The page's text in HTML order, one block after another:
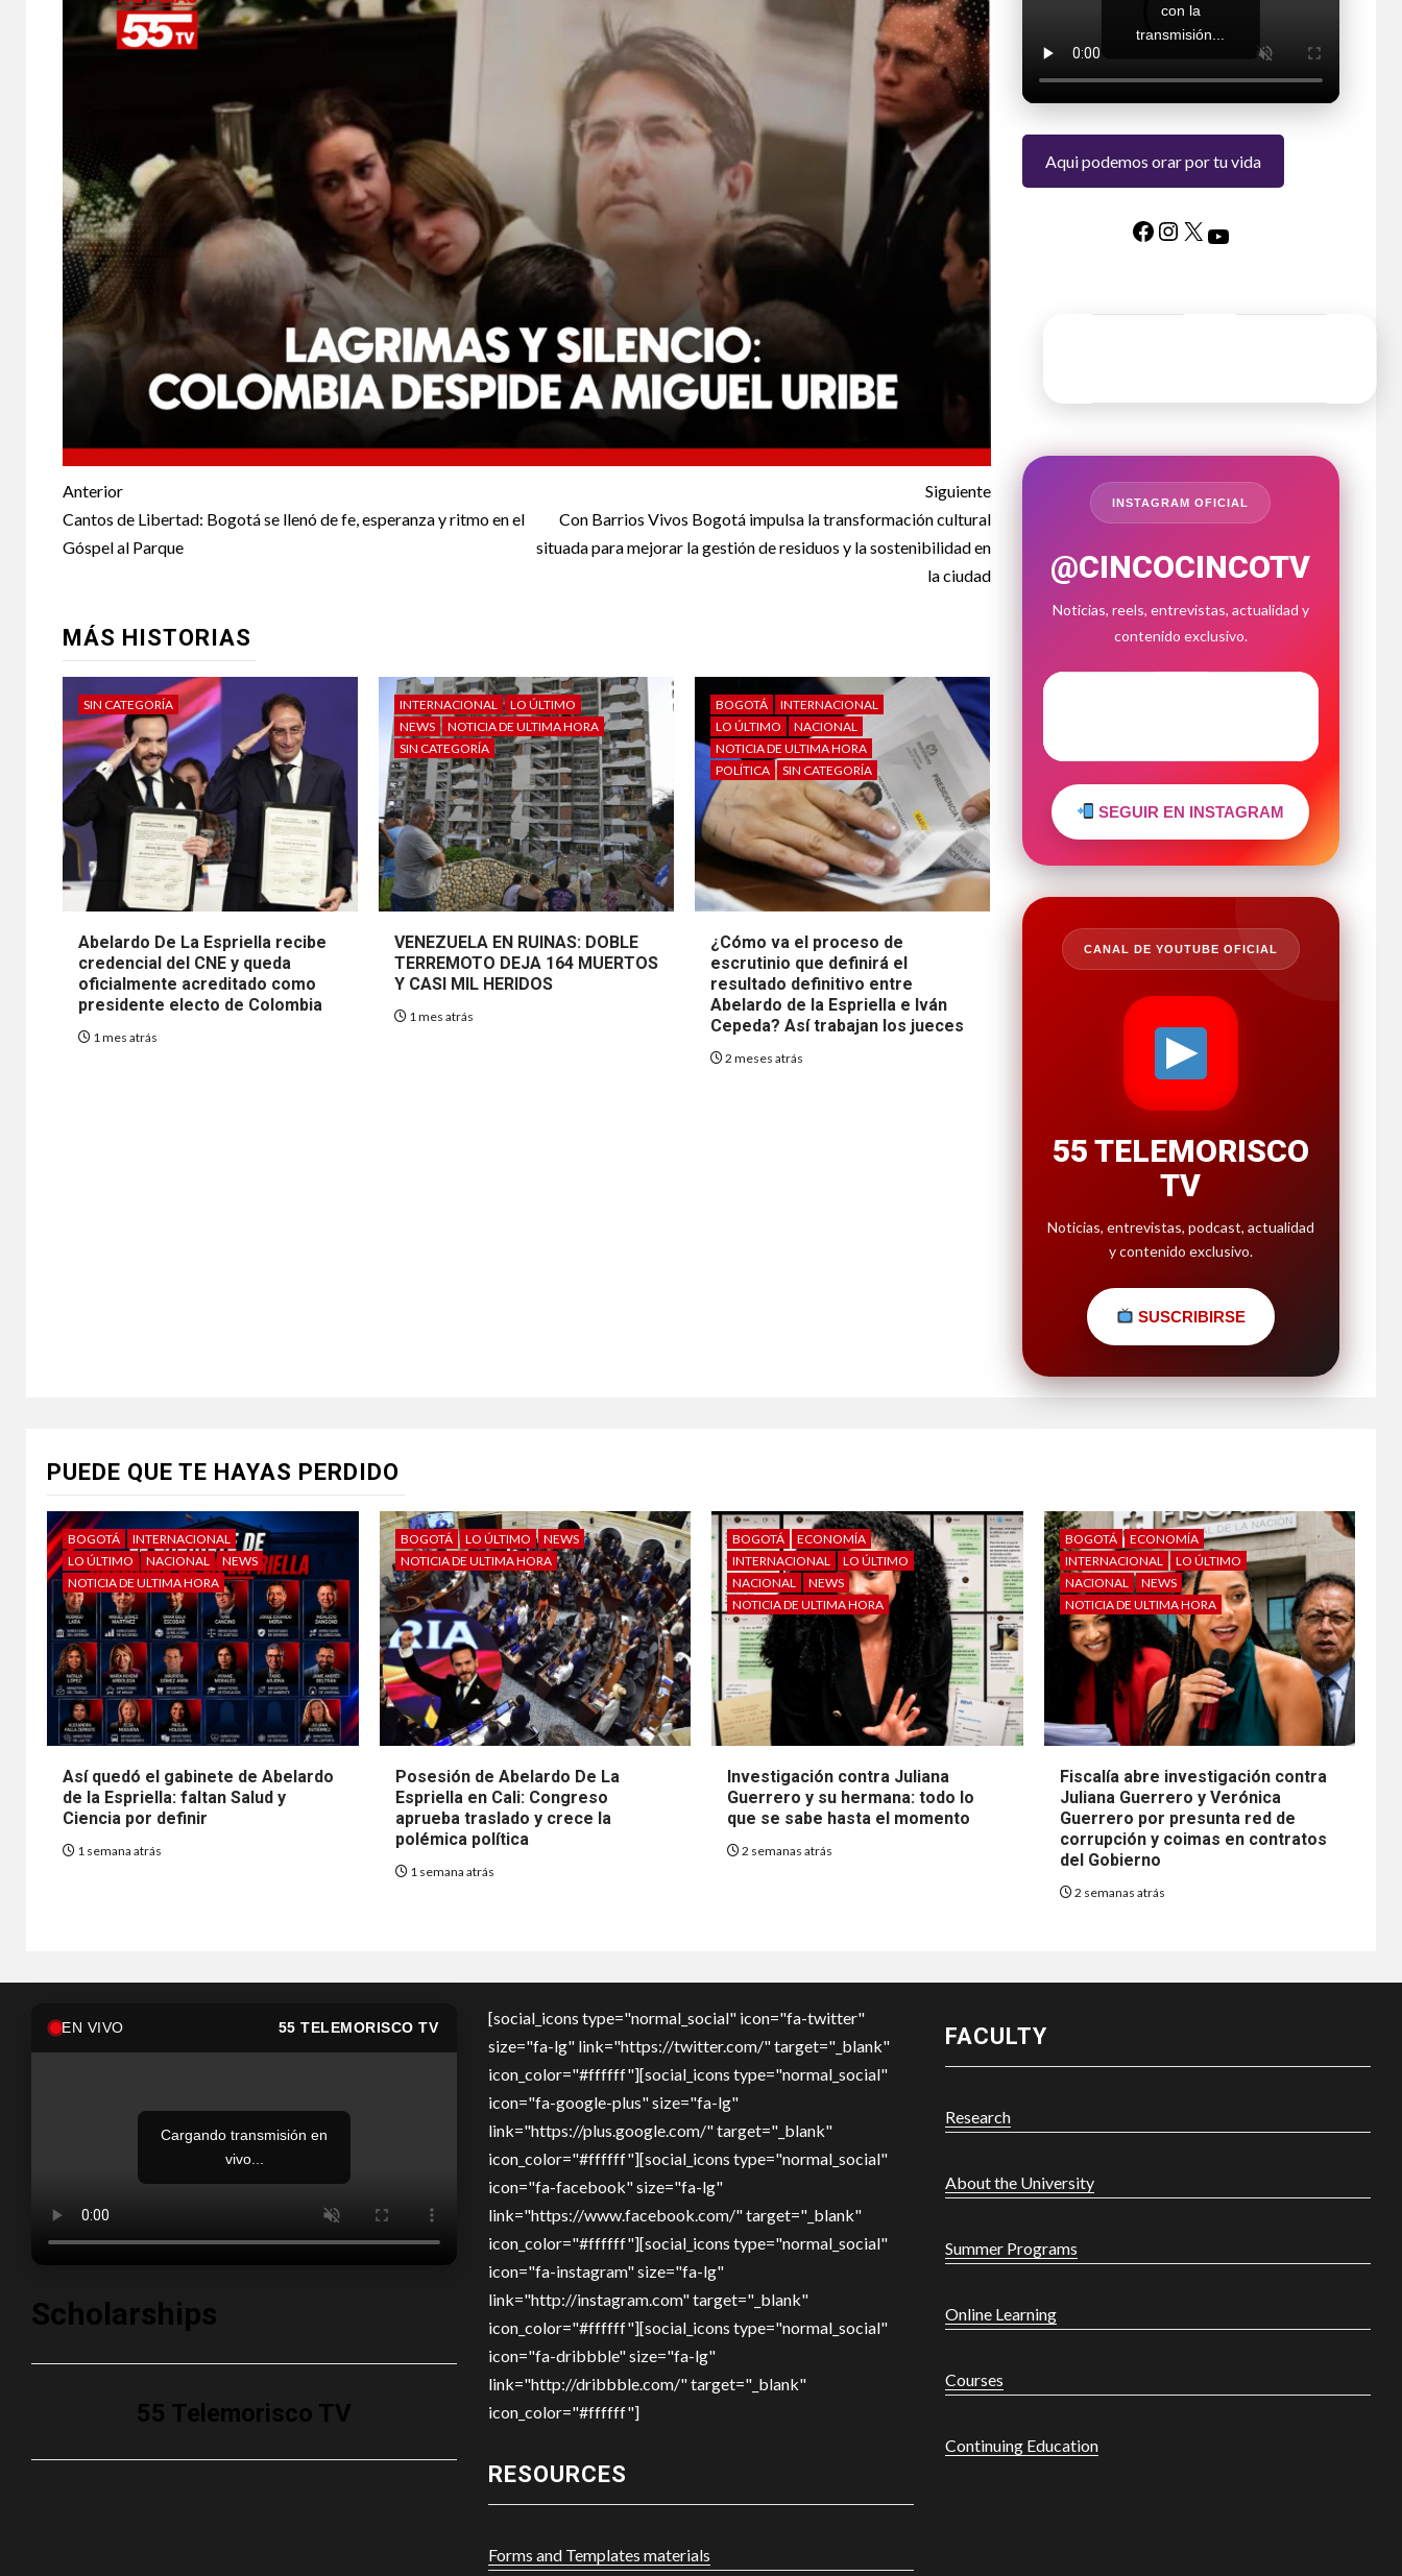
Anterior
Cantos de Libertad: Bogotá se llenó de fe, esperanza y ritmo en el
Góspel al Parque
Siguiente
Con Barrios Vivos Bogotá impulsa la transformación cultural
situada para mejorar la gestión de residuos y la sostenibilidad en
la ciudad
MÁS HISTORIAS
SIN CATEGORÍA
Abelardo De La Espriella recibe
credencial del CNE y queda
oficialmente acreditado como
presidente electo de Colombia
1 mes atrás
INTERNACIONAL
LO ÚLTIMO
NEWS
NOTICIA DE ULTIMA HORA
SIN CATEGORÍA
VENEZUELA EN RUINAS: DOBLE
TERREMOTO DEJA 164 MUERTOS
Y CASI MIL HERIDOS
1 mes atrás
BOGOTÁ
INTERNACIONAL
LO ÚLTIMO
NACIONAL
NOTICIA DE ULTIMA HORA
POLÍTICA
SIN CATEGORÍA
¿Cómo va el proceso de
escrutinio que definirá el
resultado definitivo entre
Abelardo de la Espriella e Iván
Cepeda? Así trabajan los jueces
2 meses atrás
con la
transmisión...
Aqui podemos orar por tu vida
INSTAGRAM OFICIAL
@CINCOCINCOTV
Noticias, reels, entrevistas, actualidad y
contenido exclusivo.
SEGUIR EN INSTAGRAM
CANAL DE YOUTUBE OFICIAL
55 TELEMORISCO
TV
Noticias, entrevistas, podcast, actualidad
y contenido exclusivo.
SUSCRIBIRSE
PUEDE QUE TE HAYAS PERDIDO
BOGOTÁ
INTERNACIONAL
LO ÚLTIMO
NACIONAL
NEWS
NOTICIA DE ULTIMA HORA
Así quedó el gabinete de Abelardo
de la Espriella: faltan Salud y
Ciencia por definir
1 semana atrás
BOGOTÁ LO ÚLTIMO
NEWS
NOTICIA DE ULTIMA HORA
Posesión de Abelardo De La
Espriella en Cali: Congreso
aprueba traslado y crece la
polémica política
1 semana atrás
BOGOTÁ
ECONOMÍA
INTERNACIONAL
LO ÚLTIMO
NACIONAL
NEWS
NOTICIA DE ULTIMA HORA
Investigación contra Juliana
Guerrero y su hermana: todo lo
que se sabe hasta el momento
2 semanas atrás
BOGOTÁ
ECONOMÍA
INTERNACIONAL
LO ÚLTIMO
NACIONAL
NEWS
NOTICIA DE ULTIMA HORA
Fiscalía abre investigación contra
Juliana Guerrero y Verónica
Guerrero por presunta red de
corrupción y coimas en contratos
del Gobierno
2 semanas atrás
EN VIVO 55 TELEMORISCO TV
Cargando transmisión en
vivo...
Scholarships
55 Telemorisco TV
[social_icons type="normal_social" icon="fa-twitter"
size="fa-lg" link="https://twitter.com/" target="_blank"
icon_color="#ffffff"][social_icons type="normal_social"
icon="fa-google-plus" size="fa-lg"
link="https://plus.google.com/" target="_blank"
icon_color="#ffffff"][social_icons type="normal_social"
icon="fa-facebook" size="fa-lg"
link="https://www.facebook.com/" target="_blank"
icon_color="#ffffff"][social_icons type="normal_social"
icon="fa-instagram" size="fa-lg"
link="http://instagram.com" target="_blank"
icon_color="#ffffff"][social_icons type="normal_social"
icon="fa-dribbble" size="fa-lg"
link="http://dribbble.com/" target="_blank"
icon_color="#ffffff"]
RESOURCES
Forms and Templates materials
FACULTY
Research
About the University
Summer Programs
Online Learning
Courses
Continuing Education